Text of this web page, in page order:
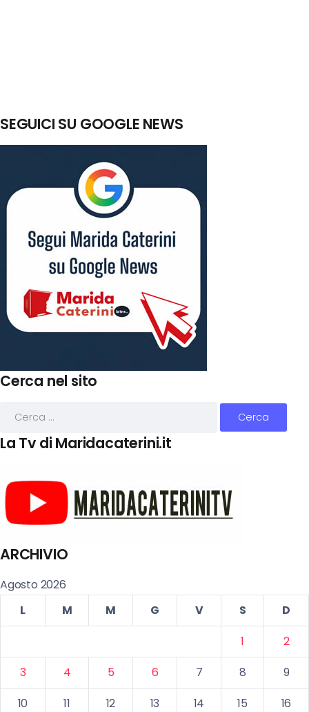
SEGUICI SU GOOGLE NEWS
Cerca nel sito
La Tv di Maridacaterini.it
ARCHIVIO
Agosto 2026
L
M M G V S
D
1
2
3
4 5 6 7 8
9
10
11 12 13 14 15
16